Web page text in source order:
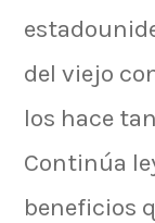
del viejo
los hace
Continúa
beneficios